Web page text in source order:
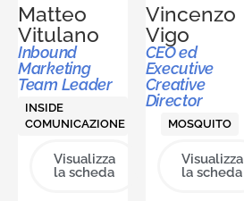
Matteo
Vitulano
Inbound
Marketing
Team Leader
INSIDE
COMUNICAZIONE
Visualizza
la scheda
Vincenzo
Vigo
CEO ed
Executive
Creative
Director
MOSQUITO
Visualizza
la scheda